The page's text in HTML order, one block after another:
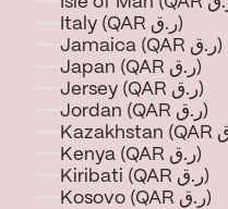
Italy (QAR ر.ق)
Jamaica (QAR ر.ق)
Japan (QAR ر.ق)
Jersey (QAR ر.ق)
Jordan (QAR ر.ق)
Kenya (QAR ر.ق)
Kiribati (QAR ر.ق)
Kosovo (QAR ر.ق)